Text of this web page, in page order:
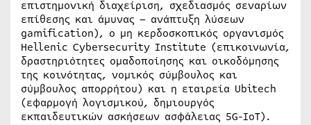
επιστημονική διαχείριση, σχεδιασμός σεναρίων
επίθεσης και άμυνας – ανάπτυξη λύσεων
gamification), ο μη κερδοσκοπικός οργανισμός
Hellenic Cybersecurity Institute (επικοινωνία,
δραστηριότητες ομαδοποίησης και οικοδόμησης
της κοινότητας, νομικός σύμβουλος και
σύμβουλος απορρήτου) και η εταιρεία Ubitech
(εφαρμογή λογισμικού, δημιουργός
εκπαιδευτικών ασκήσεων ασφάλειας 5G-IoT).